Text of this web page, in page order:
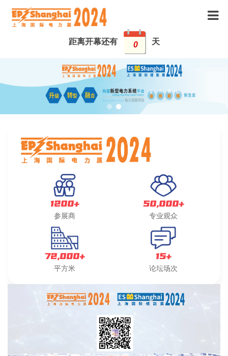
距离开幕还有 0 天
1200+
参展商
50,000+
专业观众
72,000+
平方米
15+
论坛场次